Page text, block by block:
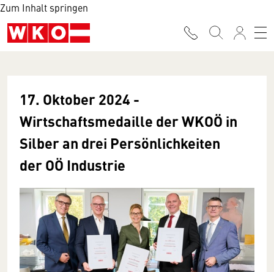
Zum Inhalt springen
17. Oktober 2024 -
Wirtschaftsmedaille der WKOÖ in
Silber an drei Persönlichkeiten
der OÖ Industrie